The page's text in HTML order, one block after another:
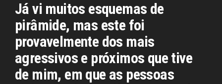
Já vi muitos esquemas de
pirâmide, mas este foi
provavelmente dos mais
agressivos e próximos que tive
de mim, em que as pessoas